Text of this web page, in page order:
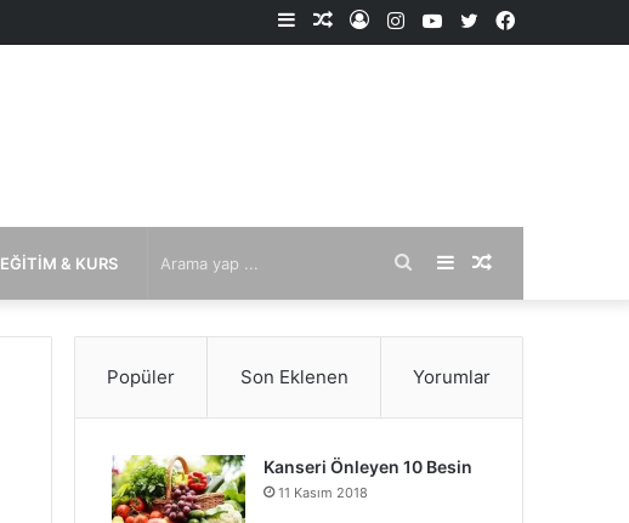
Facebook
X
YouTube
Instagram
Kayıt
Rastgele
Kenar
EĞITIM & KURS Rastgele
Makale
Kenar
Bölmesi
Arama
yap
Popüler Son Eklenen Yorumlar
Kanseri Önleyen 10 Besin
11 Kasım 2018